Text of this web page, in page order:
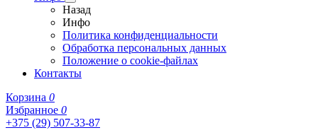
Назад
Инфо
Политика конфиденциальности
Обработка персональных данных
Положение о cookie-файлах
Контакты
Корзина 0
Избранное 0
+375 (29) 507-33-87